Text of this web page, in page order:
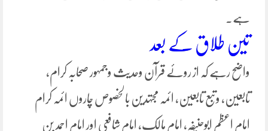
ہے۔
تین طلاق کے بعد
واضح رہے کہ از روئے قرآن وحدیث وجمہور صحابہ کرام،
تابعین، وتبع تابعین، ائمہ مجتہدین بالخصوص چاروں ائمہ کرام
امام اعظم ابوحنیفہ، امام مالک، امام شافعی اور امام احمد بن